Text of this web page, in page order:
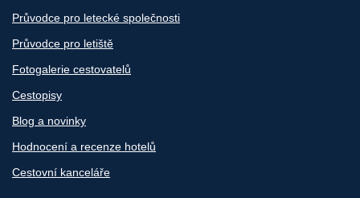
Průvodce pro letecké společnosti
Průvodce pro letiště
Fotogalerie cestovatelů
Cestopisy
Blog a novinky
Hodnocení a recenze hotelů
Cestovní kanceláře